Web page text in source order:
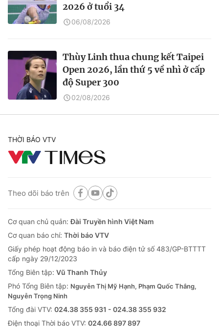
2026 ở tuổi 34
06/08/2026
Thùy Linh thua chung kết Taipei
Open 2026, lần thứ 5 về nhì ở cấp
độ Super 300
02/08/2026
THỜI BÁO VTV
Theo dõi báo trên
Cơ quan chủ quản:Đài Truyền hình Việt Nam
Cơ quan báo chí: Thời báo VTV
Giấy phép hoạt động báo in và báo điện tử số 483/GP-BTTTT
cấp ngày 29/12/2023
Tổng Biên tập: Vũ Thanh Thủy
Phó Tổng Biên tập: Nguyễn Thị Mỹ Hạnh, Phạm Quốc Thắng,
Nguyễn Trọng Ninh
Tổng đài VTV: 024.38 355 931 - 024.38 355 932
Ðiện thoại Thời báo VTV: 024.66 897 897